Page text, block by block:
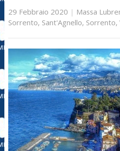
29 Febbraio 2020 | Massa
Sorrento, Sant'Agnello, Sorrento,